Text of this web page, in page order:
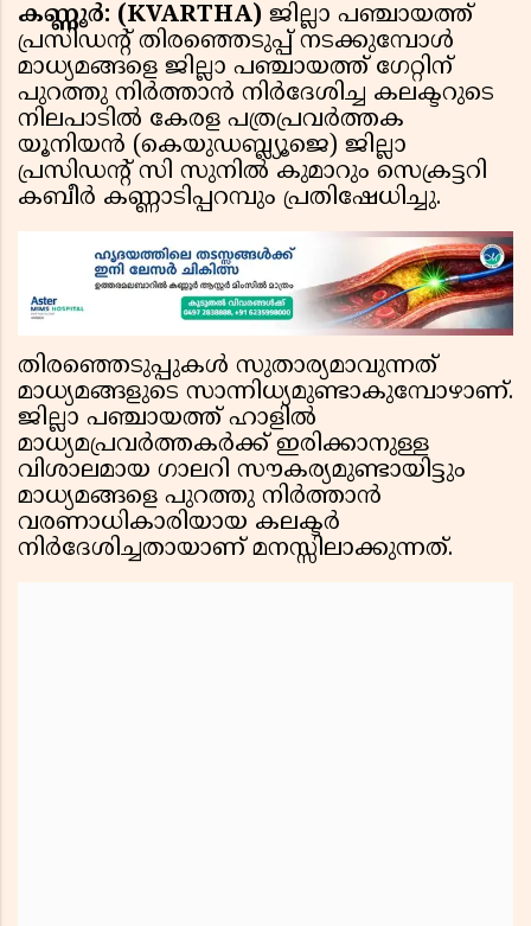
കണ്ണൂര്‍: (KVARTHA) ജില്ലാ പഞ്ചായത്ത്
പ്രസിഡന്റ് തിരഞ്ഞെടുപ്പ് നടക്കുമ്പോള്‍
മാധ്യമങ്ങളെ ജില്ലാ പഞ്ചായത്ത് ഗേറ്റിന്
പുറത്തു നിര്‍ത്താന്‍ നിര്‍ദേശിച്ച കലക്ടറുടെ
നിലപാടില്‍ കേരള പത്രപ്രവര്‍ത്തക
യൂനിയന്‍ (കെയുഡബ്ല്യൂജെ) ജില്ലാ
പ്രസിഡന്റ് സി സുനില്‍ കുമാറും സെക്രട്ടറി
കബീര്‍ കണ്ണാടിപ്പറമ്പും പ്രതിഷേധിച്ചു.
തിരഞ്ഞെടുപ്പുകള്‍ സുതാര്യമാവുന്നത്
മാധ്യമങ്ങളുടെ സാന്നിധ്യമുണ്ടാകുമ്പോഴാണ്.
ജില്ലാ പഞ്ചായത്ത് ഹാളില്‍
മാധ്യമപ്രവര്‍ത്തകര്‍ക്ക് ഇരിക്കാനുള്ള
വിശാലമായ ഗാലറി സൗകര്യമുണ്ടായിട്ടും
മാധ്യമങ്ങളെ പുറത്തു നിര്‍ത്താന്‍
വരണാധികാരിയായ കലക്ടര്‍
നിര്‍ദേശിച്ചതായാണ് മനസ്സിലാക്കുന്നത്.